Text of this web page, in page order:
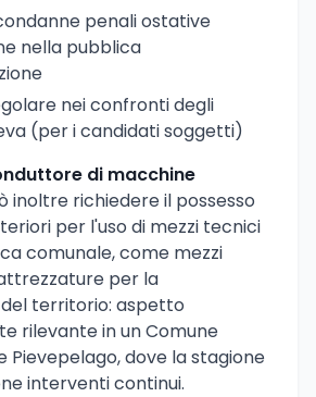
penali ostative
nella pubblica
nei confronti degli
(per i candidati soggetti)
di macchine
inoltre richiedere il possesso
per l'uso di mezzi tecnici
comunale, come mezzi
per la
territorio: aspetto
rilevante in un Comune
Pievepelago, dove la stagione
interventi continui.